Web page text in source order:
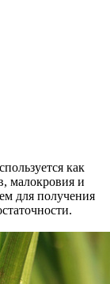
как
малокровия и
для получения